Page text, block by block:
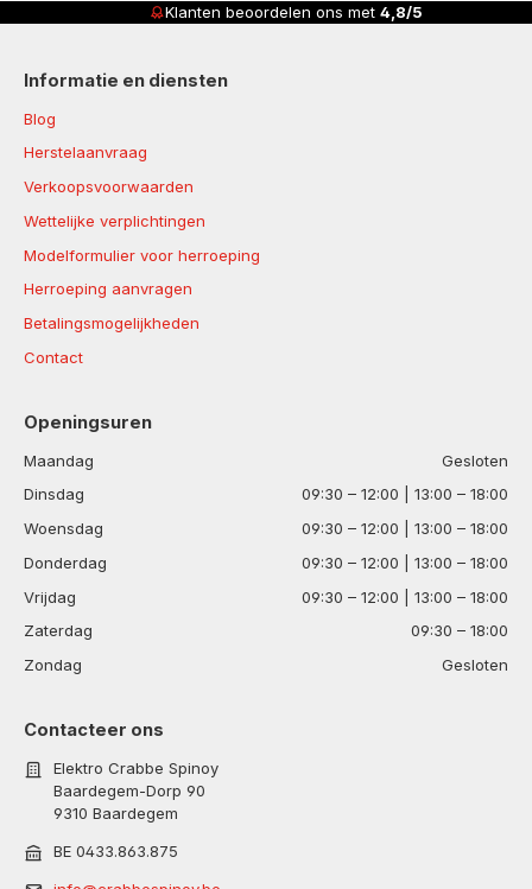
Klanten beoordelen ons met4,8/5
Informatie en diensten
Blog
Herstelaanvraag
Verkoopsvoorwaarden
Wettelijke verplichtingen
Modelformulier voor herroeping
Herroeping aanvragen
Betalingsmogelijkheden
Contact
Openingsuren
Maandag
Gesloten
Dinsdag
09:30 – 12:00 | 13:00 – 18:00
Woensdag
09:30 – 12:00 | 13:00 – 18:00
Donderdag
09:30 – 12:00 | 13:00 – 18:00
Vrijdag
09:30 – 12:00 | 13:00 – 18:00
Zaterdag
09:30 – 18:00
Zondag
Gesloten
Contacteer ons
Elektro Crabbe Spinoy
Baardegem-Dorp 90
9310 Baardegem
BE 0433.863.875